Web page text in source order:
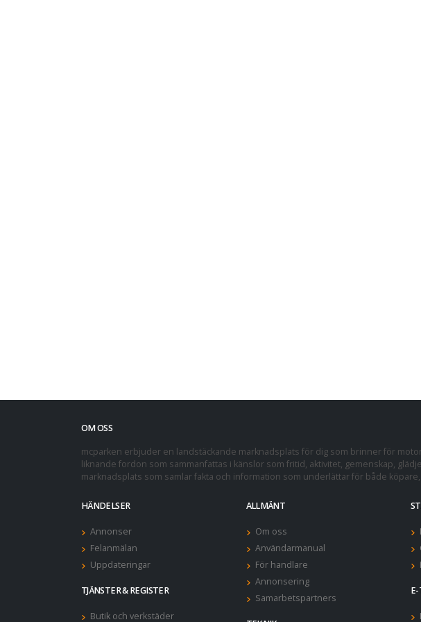
OM OSS
mcparken erbjuder en landstäckande marknadsplats för dig som brinner för
liknande fordon som sammanfattas i känslor som fritid, aktivitet, gemenskap,
marknadsplats som samlar fakta och information som underlättar för både
HÄNDELSER
Annonser
Felanmälan
Uppdateringar
TJÄNSTER & REGISTER
Butik och verkstäder
ALLMÄNT
Om oss
Användarmanual
För handlare
Annonsering
Samarbetspartners
E-